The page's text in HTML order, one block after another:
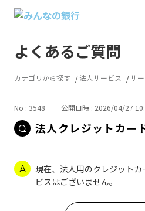
よくあるご質問
カテゴリから探す 法人サービス サ
No : 3548 公開日時 : 2026/04/27
法人クレジットカー
現在、法人用のクレジット
ビスはございません。